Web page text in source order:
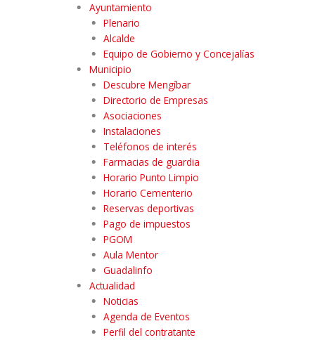
Ayuntamiento
Plenario
Alcalde
Equipo de Gobierno y Concejalías
Municipio
Descubre Mengíbar
Directorio de Empresas
Asociaciones
Instalaciones
Teléfonos de interés
Farmacias de guardia
Horario Punto Limpio
Horario Cementerio
Reservas deportivas
Pago de impuestos
PGOM
Aula Mentor
Guadalinfo
Actualidad
Noticias
Agenda de Eventos
Perfil del contratante